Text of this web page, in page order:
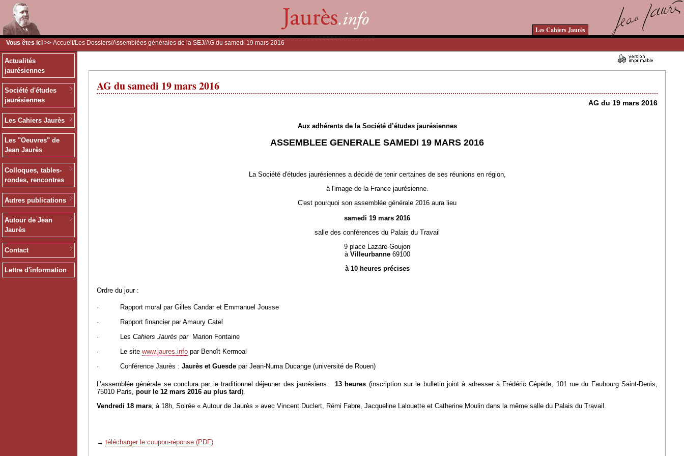
Les Cahiers Jaurès
Vous êtes ici >> Accueil /Les Dossiers/Assemblées générales de la SEJ/AG du samedi 19 mars 2016
Actualités
jaurésiennes
Société d'études
jaurésiennes
Les Cahiers Jaurès
Les "Oeuvres" de
Jean Jaurès
Colloques, tables-
rondes, rencontres
Autres publications
Autour de Jean
Jaurès
Contact
Lettre d'information
AG du samedi 19 mars 2016
AG du 19 mars 2016
Aux adhérents de la Société d’études jaurésiennes
ASSEMBLEE GENERALE SAMEDI 19 MARS 2016
La Société d'études jaurésiennes a décidé de tenir certaines de ses réunions en région,
à l'image de la France jaurésienne.
C'est pourquoi son assemblée générale 2016 aura lieu
samedi 19 mars 2016
salle des conférences du Palais du Travail
9 place
Lazare-Goujon
à Villeurbanne69100
à 10 heures précises
Ordre du jour :
·
Rapport moral par Gilles Candar et Emmanuel Jousse
·
Rapport financier par Amaury Catel
·
Les Cahiers Jaurès par
Marion Fontaine
·
Le site www.jaures.info par Benoît Kermoal
·
Conférence Jaurès : Jaurès et Guesde par Jean-Numa Ducange (université de Rouen)
L’assemblée générale se conclura par le traditionnel déjeuner des jaurésiens 13 heures (inscription sur le bulletin joint à adresser à Frédéric Cépède, 101 rue du Faubourg Saint-Denis,
75010 Paris, pour le 12 mars 2016 au plus tard).
Vendredi 18 mars, à 18h, Soirée « Autour de Jaurès » avec Vincent Duclert, Rémi Fabre, Jacqueline Lalouette et Catherine Moulin dans la même salle du Palais du Travail.
→ télécharger le coupon-réponse (PDF)